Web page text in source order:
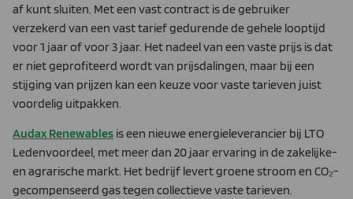
af kunt sluiten. Met een vast contract is de gebruiker
verzekerd van een vast tarief gedurende de gehele looptijd
voor 1 jaar of voor 3 jaar. Het nadeel van een vaste prijs is dat
er niet geprofiteerd wordt van prijsdalingen, maar bij een
stijging van prijzen kan een keuze voor vaste tarieven juist
voordelig uitpakken.
Audax Renewables is een nieuwe energieleverancier bij LTO
Ledenvoordeel, met meer dan 20 jaar ervaring in de zakelijke-
en agrarische markt. Het bedrijf levert groene stroom en CO₂-
gecompenseerd gas tegen collectieve vaste tarieven.